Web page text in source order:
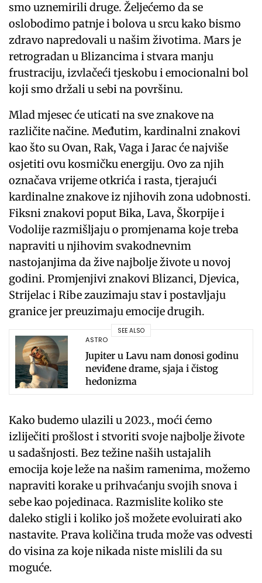
smo uznemirili druge. Željećemo da se
oslobodimo patnje i bolova u srcu kako bismo
zdravo napredovali u našim životima. Mars je
retrogradan u Blizancima i stvara manju
frustraciju, izvlačeći tjeskobu i emocionalni bol
koji smo držali u sebi na površinu.
Mlad mjesec će uticati na sve znakove na
različite načine. Međutim, kardinalni znakovi
kao što su Ovan, Rak, Vaga i Jarac će najviše
osjetiti ovu kosmičku energiju. Ovo za njih
označava vrijeme otkrića i rasta, tjerajući
kardinalne znakove iz njihovih zona udobnosti.
Fiksni znakovi poput Bika, Lava, Škorpije i
Vodolije razmišljaju o promjenama koje treba
napraviti u njihovim svakodnevnim
nastojanjima da žive najbolje živote u novoj
godini. Promjenjivi znakovi Blizanci, Djevica,
Strijelac i Ribe zauzimaju stav i postavljaju
granice jer preuzimaju emocije drugih.
SEE ALSO
ASTRO
Jupiter u Lavu nam donosi godinu
neviđene drame, sjaja i čistog
hedonizma
Kako budemo ulazili u 2023., moći ćemo
izliječiti prošlost i stvoriti svoje najbolje živote
u sadašnjosti. Bez težine naših ustajalih
emocija koje leže na našim ramenima, možemo
napraviti korake u prihvaćanju svojih snova i
sebe kao pojedinaca. Razmislite koliko ste
daleko stigli i koliko još možete evoluirati ako
nastavite. Prava količina truda može vas odvesti
do visina za koje nikada niste mislili da su
moguće.